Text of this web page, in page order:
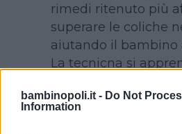
bambinopoli.it - Do Not
Information
rimedi ritenuto più
superare le coliche
aiutando il bambino
La tecnicna si
corso di massaggio